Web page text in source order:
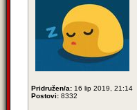
Pridružen/a: 16 lip 2019, 21:14
Postovi: 8332